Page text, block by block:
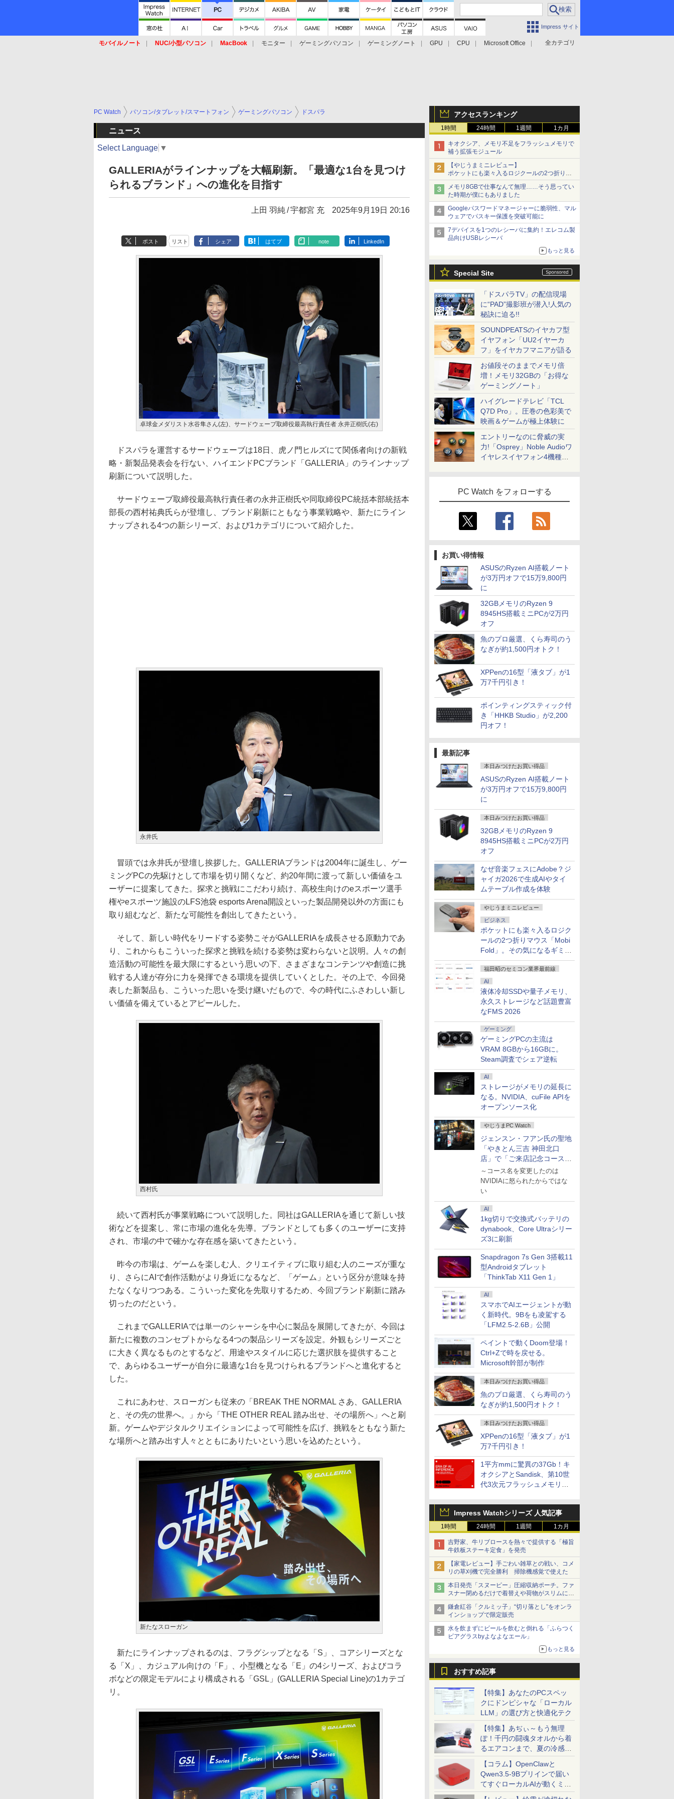
Impress サイト
全カテゴリ
モバイルノート NUC/小型パソコン MacBook モニター ゲーミングパソコン ゲーミングノート GPU CPU
Microsoft Office
アクセスランキング
1時間 24時間 1週間 1カ月
キオクシア、メモリ不足をフラッシュメモリで
補う拡張モジュール
【やじうまミニレビュー】
ポケットにも楽々入るロジクールの2つ折りマ
ウス「Mobi Fold」。その気になるギミックと
は？
メモリ8GBで仕事なんて無理……そう思ってい
た時期が僕にもありました
Googleパスワードマネージャーに脆弱性、マル
ウェアでパスキー保護を突破可能に
7デバイスを1つのレシーバに集約！エレコム製
品向けUSBレシーバ
もっと見る
Special Site
「ドスパラTV」の配信現場
に“PAD”撮影班が潜入!人気の
秘訣に迫る!!
SOUNDPEATSのイヤカフ型
イヤフォン「UU2イヤーカ
フ」をイヤカフマニアが語る
お値段そのままでメモリ倍
増！メモリ32GBの「お得な
ゲーミングノート」
ハイグレードテレビ「TCL
Q7D Pro」。圧巻の色彩美で
映画＆ゲームが極上体験に
エントリーなのに脅威の実
力!「Osprey」Noble Audioワ
イヤレスイヤフォン4機種を
PC Watch をフォローする
お買い得情報
ASUSのRyzen AI搭載ノート
が3万円オフで15万9,800円
に
32GBメモリのRyzen 9
8945HS搭載ミニPCが2万円
オフ
魚のプロ厳選、くら寿司のう
なぎが約1,500円オトク！
XPPenの16型「液タブ」が1
万7千円引き！
ポインティングスティック付
き「HHKB Studio」が2,200
円オフ！
最新記事
本日みつけたお買い得品
ASUSのRyzen AI搭載ノート
が3万円オフで15万9,800円
に
本日みつけたお買い得品
32GBメモリのRyzen 9
8945HS搭載ミニPCが2万円
オフ
なぜ音楽フェスにAdobe？ジ
ャイガ2026で生成AIやタイ
ムテーブル作成を体験
やじうまミニレビュー
ビジネス
ポケットにも楽々入るロジク
ールの2つ折りマウス「Mobi
Fold」。その気になるギミッ
クとは？
福田昭のセミコン業界最前線
AI
液体冷却SSDや量子メモリ、
永久ストレージなど話題豊富
なFMS 2026
ゲーミング
ゲーミングPCの主流は
VRAM 8GBから16GBに。
Steam調査でシェア逆転
AI
ストレージがメモリの延長に
なる。NVIDIA、cuFile APIを
オープンソース化
やじうまPC Watch
ジェンスン・フアン氏の聖地
「やきとん三吉 神田北口
店」で「ご来店記念コース」
を娘と堪能
～コース名を変更したのは
NVIDIAに怒られたからではな
い
AI
1kg切りで交換式バッテリの
dynabook、Core Ultraシリー
ズ3に刷新
Snapdragon 7s Gen 3搭載11
型Androidタブレット
「ThinkTab X11 Gen 1」
AI
スマホでAIエージェントが動
く新時代。9Bをも凌駕する
「LFM2.5-2.6B」公開
ペイントで動くDoom登場！
Ctrl+Zで時を戻せる。
Microsoft幹部が制作
本日みつけたお買い得品
魚のプロ厳選、くら寿司のう
なぎが約1,500円オトク！
本日みつけたお買い得品
XPPenの16型「液タブ」が1
万7千円引き！
1平方mmに驚異の37Gb！キ
オクシアとSandisk、第10世
代3次元フラッシュメモリを
Impress Watchシリーズ 人気記事
1時間 24時間 1週間 1カ月
吉野家、牛リブロースを熱々で提供する「極旨
牛鉄板ステーキ定食」を発売
【家電レビュー】手ごわい雑草との戦い、コメ
リの草刈機で完全勝利 掃除機感覚で使えた
本日発売「スヌーピー」圧縮収納ポーチ。ファ
スナー閉めるだけで着替えや荷物がスリムにま
とまる
鎌倉紅谷「クルミッ子」“切り落とし”をオンラ
インショップで限定販売
水を飲まずにビールを飲むと倒れる「ふらつく
ビアグラスbyよなよなエール」
もっと見る
おすすめ記事
【特集】あなたのPCスペッ
クにドンピシャな「ローカル
LLM」の選び方と快適化テク
【特集】あぢぃ～もう無理
ぽ！千円の闘魂タオルから着
るエアコンまで、夏の冷感グ
ッズ一挙紹介
【コラム】OpenClawと
Qwen3.5-9Bプリインで届い
てすぐローカルAIが動くミニ
PC「SER9 Pro」
PC Watch パソコン/タブレット/スマートフォン ゲーミングパソコン ドスパラ
ニュース
Select Language ▼
GALLERIAがラインナップを大幅刷新。「最適な1台を見つけ
られるブランド」への進化を目指す
上田 羽純 宇都宮 充 2025年9月19日 20:16
ポスト リスト シェア はてブ note LinkedIn
卓球金メダリスト水谷隼さん(左)、サードウェーブ取締役最高執行責任者 永井正樹氏(右)
ドスパラを運営するサードウェーブは18日、虎ノ門ヒルズにて関係者向けの新戦
略・新製品発表会を行ない、ハイエンドPCブランド「GALLERIA」のラインナップ
刷新について説明した。
サードウェーブ取締役最高執行責任者の永井正樹氏や同取締役PC統括本部統括本
部長の西村祐典氏らが登壇し、ブランド刷新にともなう事業戦略や、新たにライン
ナップされる4つの新シリーズ、および1カテゴリについて紹介した。
永井氏
冒頭では永井氏が登壇し挨拶した。GALLERIAブランドは2004年に誕生し、ゲー
ミングPCの先駆けとして市場を切り開くなど、約20年間に渡って新しい価値をユ
ーザーに提案してきた。探求と挑戦にこだわり続け、高校生向けのeスポーツ選手
権やeスポーツ施設のLFS池袋 esports Arena開設といった製品開発以外の方面にも
取り組むなど、新たな可能性を創出してきたという。
そして、新しい時代をリードする姿勢こそがGALLERIAを成長させる原動力であ
り、これからもこういった探求と挑戦を続ける姿勢は変わらないと説明。人々の創
造活動の可能性を最大限にするという思いの下、さまざまなコンテンツや創造に挑
戦する人達が存分に力を発揮できる環境を提供していくとした。その上で、今回発
表した新製品も、こういった思いを受け継いだもので、今の時代にふさわしい新し
い価値を備えているとアピールした。
西村氏
続いて西村氏が事業戦略について説明した。同社はGALLERIAを通じて新しい技
術などを提案し、常に市場の進化を先導。ブランドとしても多くのユーザーに支持
され、市場の中で確かな存在感を築いてきたという。
昨今の市場は、ゲームを楽しむ人、クリエイティブに取り組む人のニーズが重な
り、さらにAIで創作活動がより身近になるなど、「ゲーム」という区分が意味を持
たなくなりつつある。こういった変化を先取りするため、今回ブランド刷新に踏み
切ったのだという。
これまでGALLERIAでは単一のシャーシを中心に製品を展開してきたが、今回は
新たに複数のコンセプトからなる4つの製品シリーズを設定。外観もシリーズごと
に大きく異なるものとするなど、用途やスタイルに応じた選択肢を提供すること
で、あらゆるユーザーが自分に最適な1台を見つけられるブランドへと進化すると
した。
これにあわせ、スローガンも従来の「BREAK THE NORMAL さあ、GALLERIA
と、その先の世界へ。」から「THE OTHER REAL 踏み出せ、その場所へ」へと刷
新。ゲームやデジタルクリエイションによって可能性を広げ、挑戦をともなう新た
な場所へと踏み出す人々とともにありたいという思いを込めたという。
新たなスローガン
新たにラインナップされるのは、フラグシップとなる「S」、コアシリーズとな
る「X」、カジュアル向けの「F」、小型機となる「E」の4シリーズ、およびコラ
ボなどの限定モデルにより構成される「GSL」(GALLERIA Special Line)の1カテゴ
リ。